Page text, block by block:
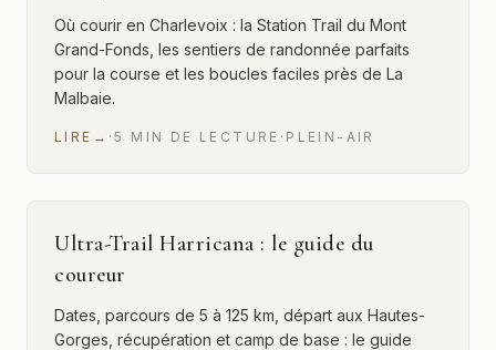
Où courir en Charlevoix : la Station Trail du Mont
Grand-Fonds, les sentiers de randonnée parfaits
pour la course et les boucles faciles près de La
Malbaie.
LIRE → ·5 MIN DE LECTURE · PLEIN-AIR
Ultra-Trail Harricana : le guide du
coureur
Dates, parcours de 5 à 125 km, départ aux Hautes-
Gorges, récupération et camp de base : le guide